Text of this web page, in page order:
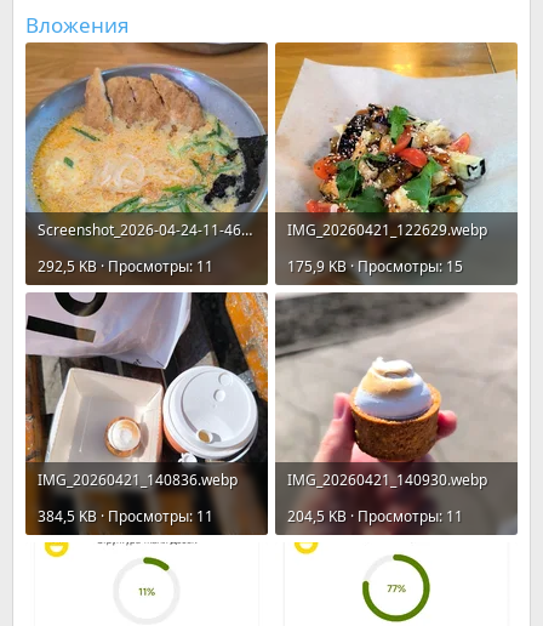
Вложения
Screenshot_2026-04-24-11-46-08-665_com.miui.mediaviewer.webp
292,5 KB · Просмотры: 11
IMG_20260421_122629.webp
175,9 KB · Просмотры: 15
IMG_20260421_140836.webp
384,5 KB · Просмотры: 11
IMG_20260421_140930.webp
204,5 KB · Просмотры: 11